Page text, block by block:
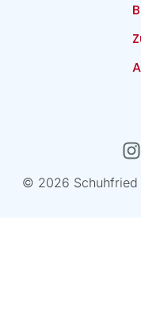
© 2026 Schuhfried